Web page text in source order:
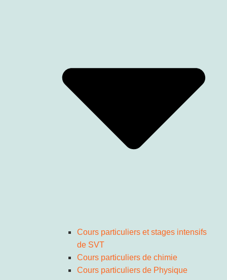
Cours particuliers et stages intensifs
de SVT
Cours particuliers de chimie
Cours particuliers de Physique